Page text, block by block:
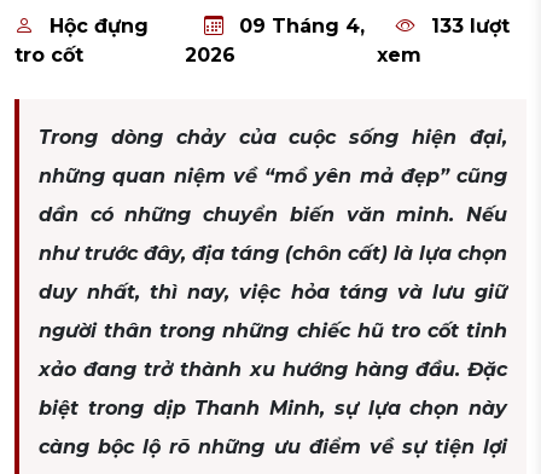
Hộc đựng
tro cốt
09 Tháng 4,
2026
133 lượt
xem
Trong dòng chảy của cuộc sống hiện đại,
những quan niệm về “mồ yên mả đẹp” cũng
dần có những chuyển biến văn minh. Nếu
như trước đây, địa táng (chôn cất) là lựa chọn
duy nhất, thì nay, việc hỏa táng và lưu giữ
người thân trong những chiếc hũ tro cốt tinh
xảo đang trở thành xu hướng hàng đầu. Đặc
biệt trong dịp Thanh Minh, sự lựa chọn này
càng bộc lộ rõ những ưu điểm về sự tiện lợi